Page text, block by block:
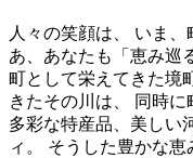
人々の笑顔は、 いま
あ、あなたも「恵み巡
町として栄えてきた境
きたその川は、 同時に
多彩な特産品、美しい
ィ。 そうした豊かな